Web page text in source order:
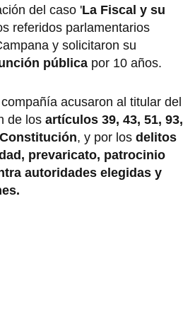
del caso 'La Fiscal y su
referidos parlamentarios
y solicitaron su
pública por 10 años.
acusaron al titular del
de los artículos 39, 43, 51, 93,
, y por los delitos
prevaricato, patrocinio
autoridades elegidas y